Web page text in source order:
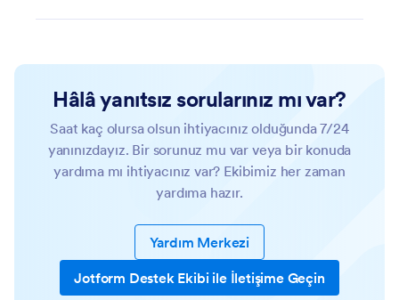
Hâlâ yanıtsız sorularınız mı var?
Saat kaç olursa olsun ihtiyacınız olduğunda 7/24
yanınızdayız. Bir sorunuz mu var veya bir konuda
yardıma mı ihtiyacınız var? Ekibimiz her zaman
yardıma hazır.
Yardım Merkezi
Jotform Destek Ekibi ile İletişime Geçin